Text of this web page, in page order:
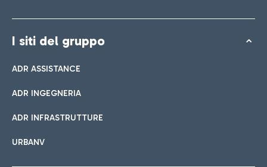
I siti del gruppo
ADR ASSISTANCE
ADR INGEGNERIA
ADR INFRASTRUTTURE
URBANV